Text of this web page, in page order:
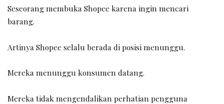
Seseorang membuka Shopee karena ingin mencari
barang.
Artinya Shopee selalu berada di posisi menunggu.
Mereka menunggu konsumen datang.
Mereka tidak mengendalikan perhatian pengguna